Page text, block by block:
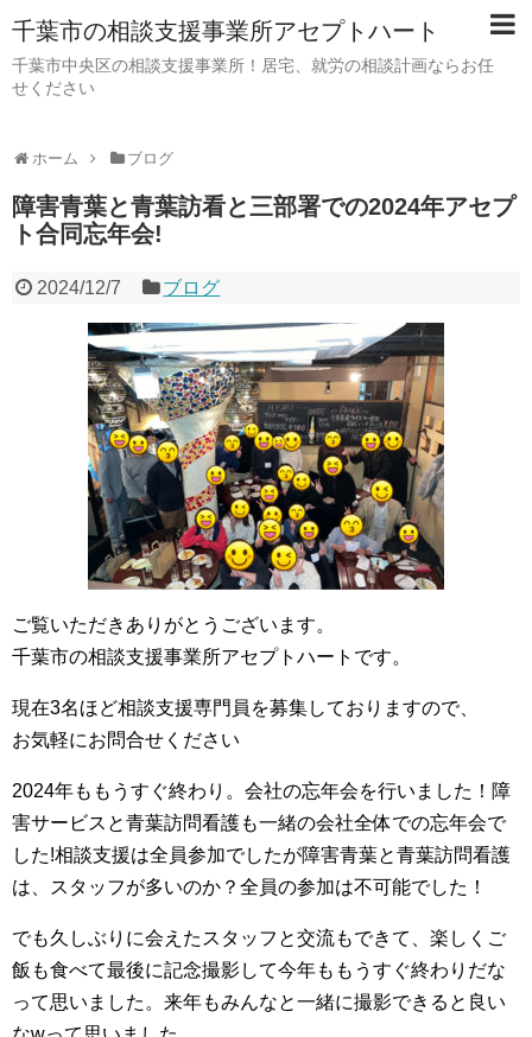
千葉市の相談支援事業所アセプトハート
千葉市中央区の相談支援事業所！居宅、就労の相談計画ならお任
せください
ホーム ブログ
障害青葉と青葉訪看と三部署での2024年アセプ
ト合同忘年会!
2024/12/7 ブログ
ご覧いただきありがとうございます。
千葉市の相談支援事業所アセプトハートです。
現在3名ほど相談支援専門員を募集しておりますので、
お気軽にお問合せください
2024年ももうすぐ終わり。会社の忘年会を行いました！障
害サービスと青葉訪問看護も一緒の会社全体での忘年会で
した!相談支援は全員参加でしたが障害青葉と青葉訪問看護
は、スタッフが多いのか？全員の参加は不可能でした！
でも久しぶりに会えたスタッフと交流もできて、楽しくご
飯も食べて最後に記念撮影して今年ももうすぐ終わりだな
って思いました。来年もみんなと一緒に撮影できると良い